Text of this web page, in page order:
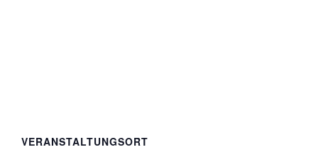
VERANSTALTUNGSORT